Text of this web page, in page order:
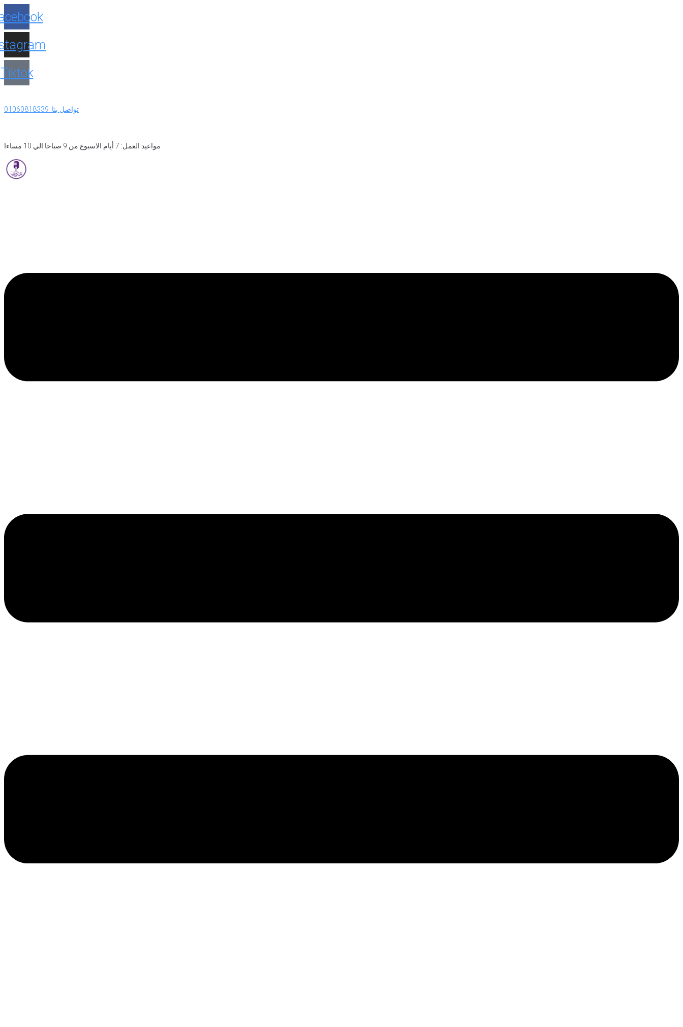
Tiktok
تواصل بنا: 01060818339
مواعيد العمل: 7 أيام الاسبوع من 9 صباحا الي 10 مساءا